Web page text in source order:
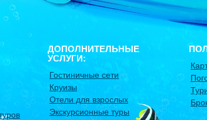
ДОПОЛНИТЕЛЬНЫЕ
УСЛУГИ:
Гостиничные сети
Круизы
Отели для взрослых
Экскурсионные туры